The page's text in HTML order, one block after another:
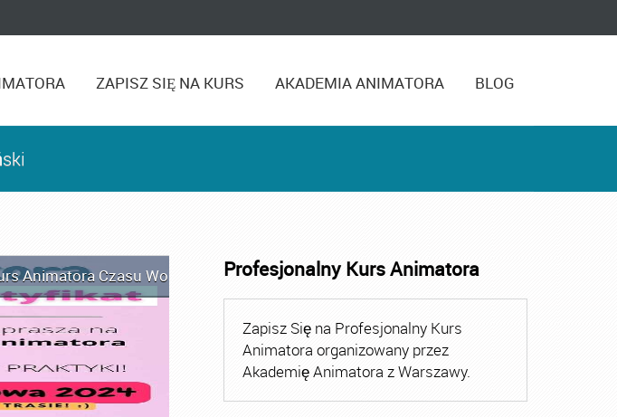
ZAPISZ SIĘ NA KURS AKADEMIA ANIMATORA BLOG
Animatora Czasu Wolnego Kurs Animatora Czasu Wolnego Warszawa
Profesjonalny Kurs Animatora
Zapisz Się na Profesjonalny Kurs
Animatora organizowany przez
Akademię Animatora z Warszawy.